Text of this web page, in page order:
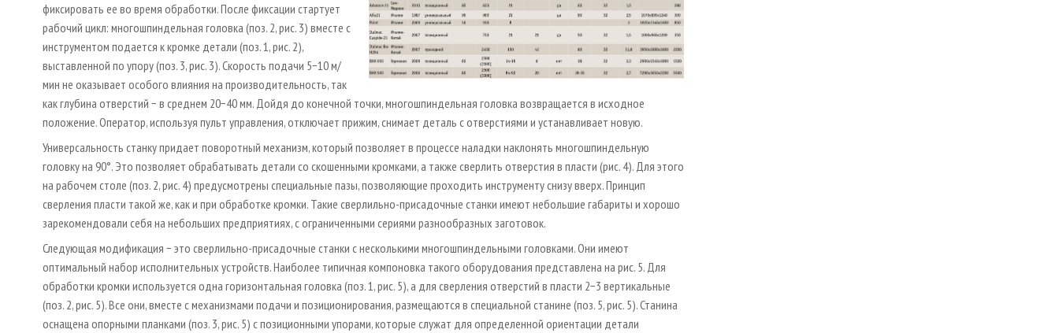
фиксировать ее во время обработки. После фиксации стартует
рабочий цикл: многошпиндельная головка (поз. 2, рис. 3) вместе с
инструментом подается к кромке детали (поз. 1, рис. 2),
выставленной по упору (поз. 3, рис. 3). Скорость подачи 5−10 м/
мин не оказывает особого влияния на производительность, так
как глубина отверстий − в среднем 20−40 мм. Дойдя до конечной точки, многошпиндельная головка возвращается в исходное
положение. Оператор, используя пульт управления, отключает прижим, снимает деталь с отверстиями и устанавливает новую.
Универсальность станку придает поворотный механизм, который позволяет в процессе наладки наклонять многошпиндельную
головку на 90°. Это позволяет обрабатывать детали со скошенными кромками, а также сверлить отверстия в пласти (рис. 4). Для этого
на рабочем столе (поз. 2, рис. 4) предусмотрены специальные пазы, позволяющие проходить инструменту снизу вверх. Принцип
сверления пласти такой же, как и при обработке кромки. Такие сверлильно-присадочные станки имеют небольшие габариты и хорошо
зарекомендовали себя на небольших предприятиях, с ограниченными сериями разнообразных заготовок.
Следующая модификация − это сверлильно-присадочные станки с несколькими многошпиндельными головками. Они имеют
оптимальный набор исполнительных устройств. Наиболее типичная компоновка такого оборудования представлена на рис. 5. Для
обработки кромки используется одна горизонтальная головка (поз. 1, рис. 5), а для сверления отверстий в пласти 2−3 вертикальные
(поз. 2, рис. 5). Все они, вместе с механизмами подачи и позиционирования, размещаются в специальной станине (поз. 5, рис. 5). Станина
оснащена опорными планками (поз. 3, рис. 5) с позиционными упорами, которые служат для определенной ориентации детали